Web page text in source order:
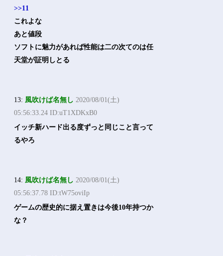
>>11
これよな
あと値段
ソフトに魅力があれば性能は二の次てのは任
天堂が証明しとる
13: 風吹けば名無し 2020/08/01(土)
05:56:33.24 ID:uT1XDKxB0
イッチ新ハード出る度ずっと同じこと言って
るやろ
14: 風吹けば名無し 2020/08/01(土)
05:56:37.78 ID:tW75oviIp
ゲームの歴史的に据え置きは今後10年持つか
な？